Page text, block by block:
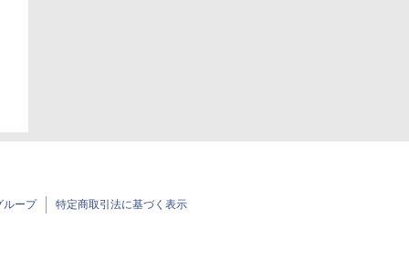
ループ 特定商取引法に基づく表示